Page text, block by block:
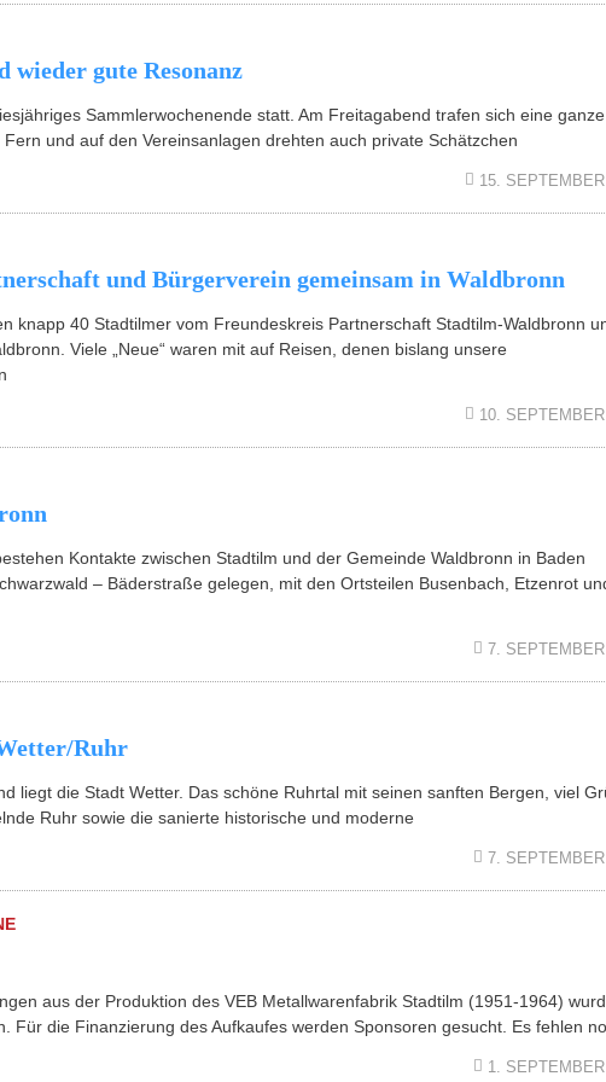
wieder gute Resonanz
Sammlerwochenende statt. Am Freitagabend trafen sich eine ganze
und auf den Vereinsanlagen drehten auch private Schätzchen
15.
und Bürgerverein gemeinsam in Waldbronn
knapp 40 Stadtilmer vom Freundeskreis Partnerschaft Stadtilm-Waldbronn
Viele „Neue“ waren mit auf Reisen, denen bislang unsere
10.
Kontakte zwischen Stadtilm und der Gemeinde Waldbronn in Baden
– Bäderstraße gelegen, mit den Ortsteilen Busenbach, Etzenrot
7.
Ruhr
liegt die Stadt Wetter. Das schöne Ruhrtal mit seinen sanften Bergen, viel
Ruhr sowie die sanierte historische und moderne
7.
aus der Produktion des VEB Metallwarenfabrik Stadtilm (1951-1964)
Für die Finanzierung des Aufkaufes werden Sponsoren gesucht. Es fehlen
1.